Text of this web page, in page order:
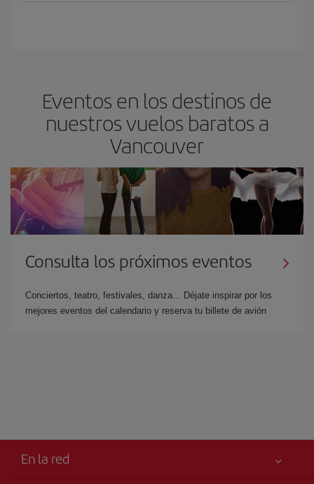
Eventos en los destinos de
nuestros vuelos baratos a
Vancouver
Consulta los próximos eventos
Conciertos, teatro, festivales, danza... Déjate inspirar por los
mejores eventos del calendario y reserva tu billete de avión
En la red